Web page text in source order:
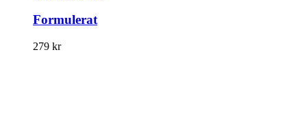
Formulerat
279 kr